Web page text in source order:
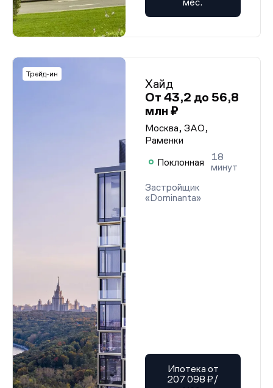
мес.
Трейд-ин
Хайд
От 43,2 до 56,8
млн ₽
Москва, ЗАО,
Раменки
Поклонная
18
минут
Застройщик
«Dominanta»
Ипотека от
207 098 ₽/